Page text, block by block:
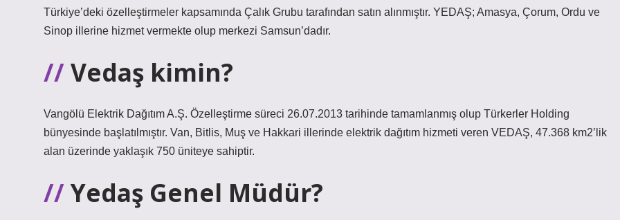
Türkiye’deki özelleştirmeler kapsamında Çalık Grubu tarafından satın alınmıştır. YEDAŞ; Amasya, Çorum, Ordu ve
Sinop illerine hizmet vermekte olup merkezi Samsun’dadır.
Vedaş kimin?
Vangölü Elektrik Dağıtım A.Ş. Özelleştirme süreci 26.07.2013 tarihinde tamamlanmış olup Türkerler Holding
bünyesinde başlatılmıştır. Van, Bitlis, Muş ve Hakkari illerinde elektrik dağıtım hizmeti veren VEDAŞ, 47.368 km2’lik
alan üzerinde yaklaşık 750 üniteye sahiptir.
Yedaş Genel Müdür?